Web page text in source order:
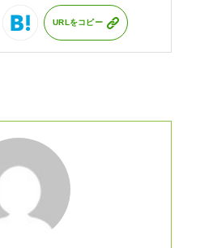
URLをコピー